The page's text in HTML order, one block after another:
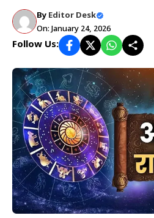
By Editor Desk
On: January 24, 2026
Follow Us: